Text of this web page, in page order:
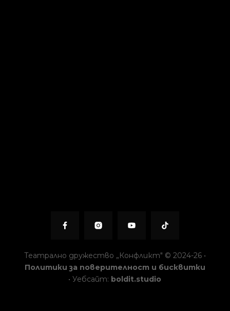
Театрално дружество „Конфликт" © 2024-26 •
Политики за поверителност и бисквитки
• Уебсайт: boldit.studio